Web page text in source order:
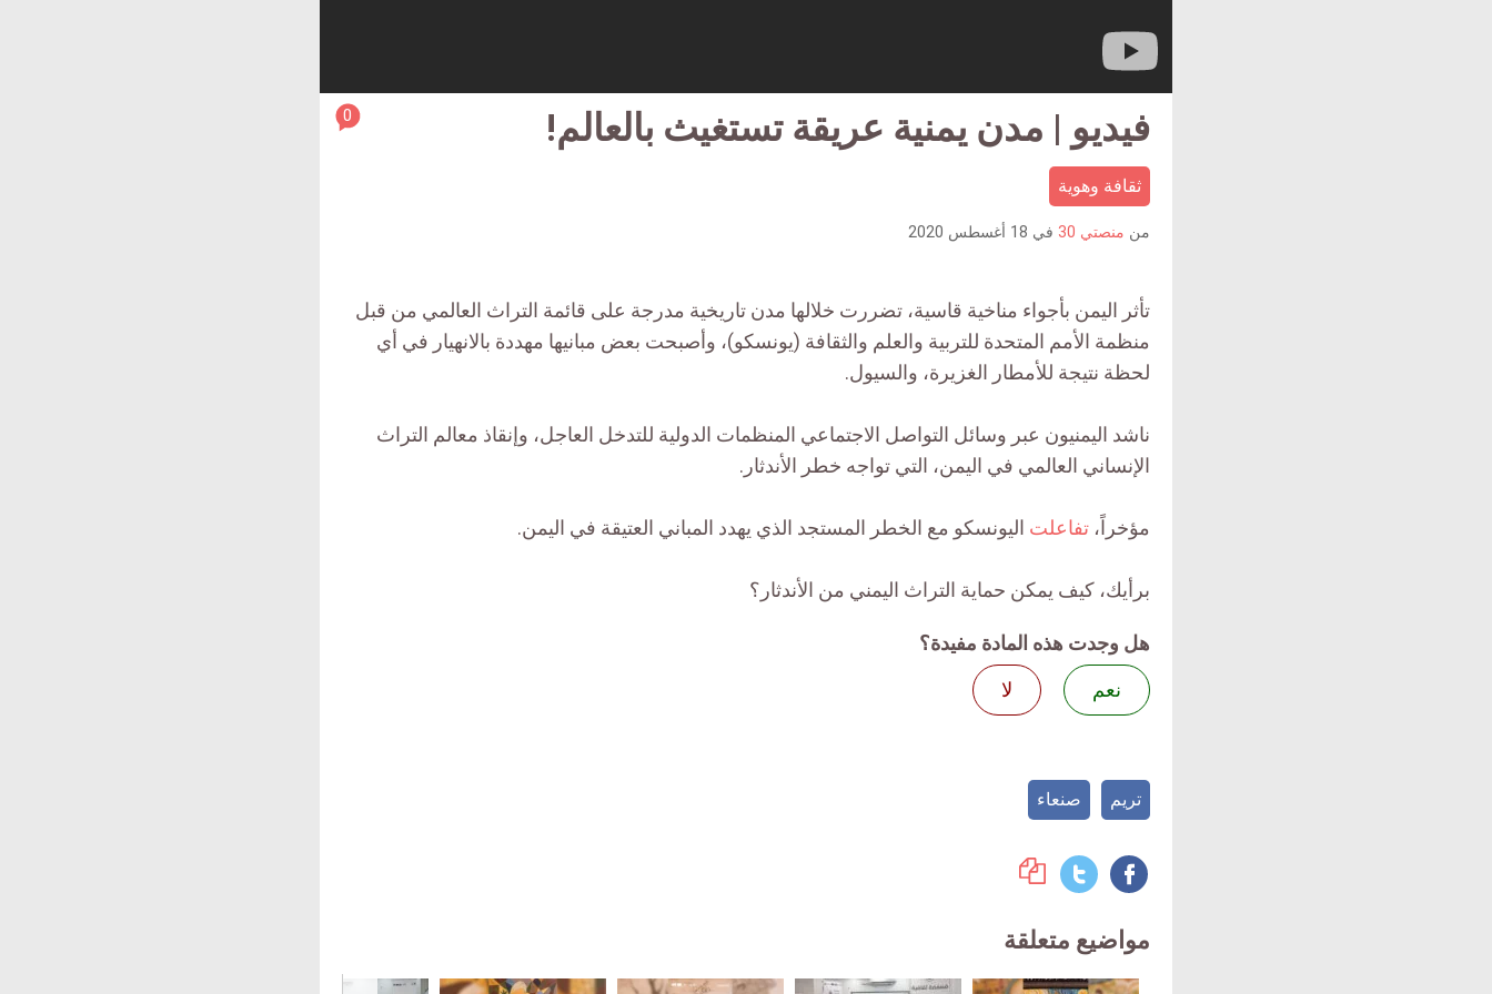
article
0 فيديو | مدن يمنية عريقة تستغيث بالعالم!
ثقافة وهوية
من منصتي 30 في 18 أغسطس 2020
تأثر اليمن بأجواء مناخية قاسية، تضررت خلالها مدن تاريخية مدرجة على قائمة التراث العالمي من قبل
منظمة الأمم المتحدة للتربية والعلم والثقافة (يونسكو)، وأصبحت بعض مبانيها مهددة بالانهيار في أي
لحظة نتيجة للأمطار الغزيرة، والسيول.
ناشد اليمنيون عبر وسائل التواصل الاجتماعي المنظمات الدولية للتدخل العاجل، وإنقاذ معالم التراث
الإنساني العالمي في اليمن، التي تواجه خطر الأندثار.
مؤخراً، تفاعلت اليونسكو مع الخطر المستجد الذي يهدد المباني العتيقة في اليمن.
برأيك، كيف يمكن حماية التراث اليمني من الأندثار؟
هل وجدت هذه المادة مفيدة؟
نعم
لا
تريم صنعاء
مواضيع متعلقة